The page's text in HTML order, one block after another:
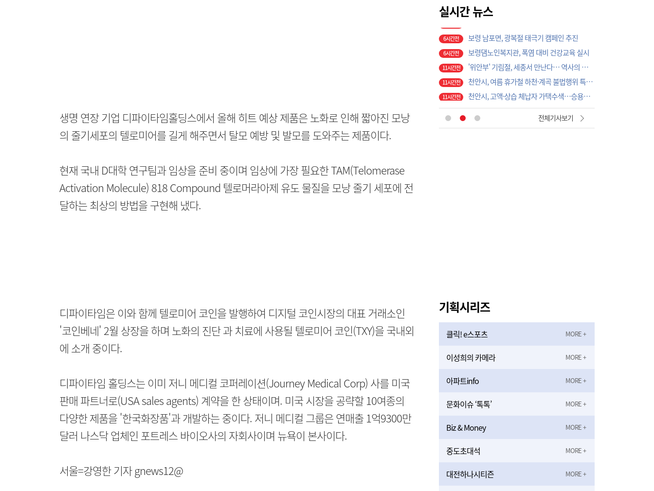
생명 연장 기업 디파이타임홀딩스에서 올해 히트 예상 제품은 노화로 인해 짧아진 모낭
의 줄기세포의 텔로미어를 길게 해주면서 탈모 예방 및 발모를 도와주는 제품이다.
현재 국내 D대학 연구팀과 임상을 준비 중이며 임상에 가장 필요한 TAM(Telomerase
Activation Molecule) 818 Compound 텔로머라아제 유도 물질을 모낭 줄기 세포에 전
달하는 최상의 방법을 구현해 냈다.
디파이타임은 이와 함께 텔로미어 코인을 발행하여 디지털 코인시장의 대표 거래소인
'코인베네' 2월 상장을 하며 노화의 진단 과 치료에 사용될 텔로미어 코인(TXY)을 국내외
에 소개 중이다.
디파이타임 홀딩스는 이미 저니 메디컬 코퍼레이션(Journey Medical Corp) 사를 미국
판매 파트너로(USA sales agents) 계약을 한 상태이며. 미국 시장을 공략할 10여종의
다양한 제품을 '한국화장품'과 개발하는 중이다. 저니 메디컬 그룹은 연매출 1억9300만
달러 나스닥 업체인 포트레스 바이오사의 자회사이며 뉴욕이 본사이다.
서울=강영한 기자 gnews12@
실시간 뉴스
6시간전 보령 남포면, 광복절 태극기 캠페인 추진
보령댐노인복지관, 폭염 대비 건강교육 실시
11시간전
11시간전 천안시, 여름 휴가철 하천·계곡 불법행위 특별단속
11시간전 천안시, 고액·상습 체납자 가택수색…승용차 압류·공매 착수
11시간전 천안시청소년상담복지센터, '스마트폰 가족치유캠프' 운영
11시간전 천안시, 2026 을지연습 전시종합상황실 근무자 사전교육
4분전 서산시, '청렴 행정' 고삐 죈다, 부서별 반부패 시책 이행상황 집중 점검
3시간전
전체기사보기
기획시리즈
클릭! e스포츠
이성희의 카메라
아파트info
문화이슈 ‘톡톡’
Biz & Money
중도초대석
대전하나시티즌